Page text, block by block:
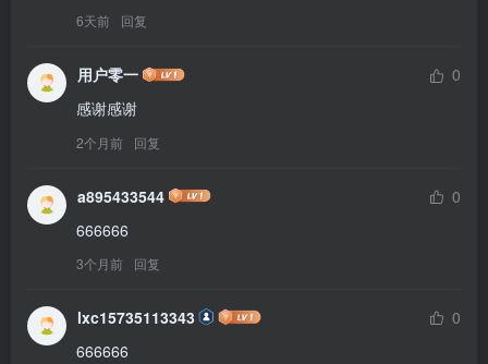
6天前 回复
用户零一
0
感谢感谢
2个月前 回复
a895433544
0
666666
3个月前 回复
lxc15735113343
0
666666